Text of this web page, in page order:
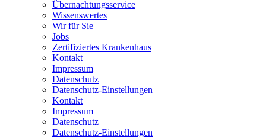
Übernachtungsservice
Wissenswertes
Wir für Sie
Jobs
Zertifiziertes Krankenhaus
Kontakt
Impressum
Datenschutz
Datenschutz-Einstellungen
Kontakt
Impressum
Datenschutz
Datenschutz-Einstellungen